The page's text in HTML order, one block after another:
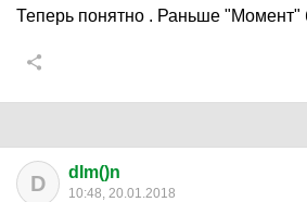
Теперь понятно . Раньше "Момент"
D dIm()n
10:48, 20.01.2018